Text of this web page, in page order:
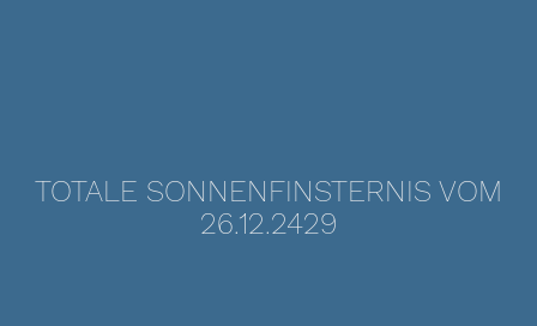
TOTALE SONNENFINSTERNIS VOM
26.12.2429